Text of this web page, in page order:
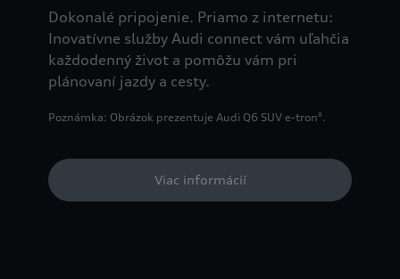
Dokonalé pripojenie. Priamo z internetu:
Inovatívne služby Audi connect vám uľahčia
každodenný život a pomôžu vám pri
plánovaní jazdy a cesty.
Poznámka: Obrázok prezentuje Audi Q6 SUV e-tron8 .
Viac informácií